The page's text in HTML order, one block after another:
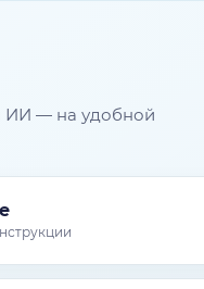
ИИ — на удобной